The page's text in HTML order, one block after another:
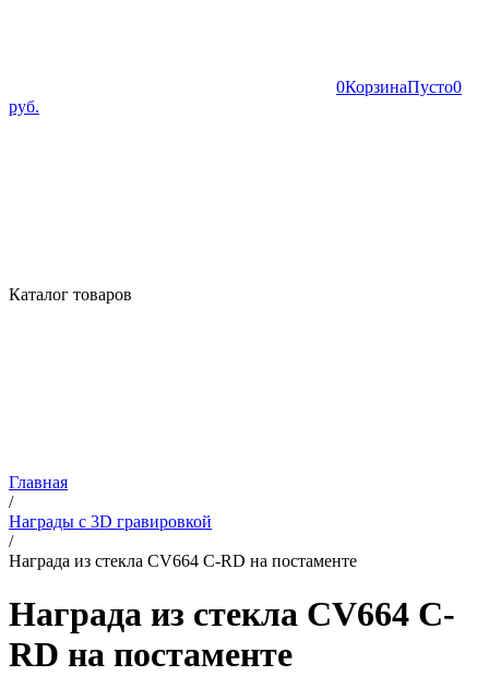
0КорзинаПусто0
руб.
Каталог товаров
Главная
/
Награды с 3D гравировкой
/
Награда из стекла CV664 C-RD на постаменте
Награда из стекла CV664 C-
RD на постаменте